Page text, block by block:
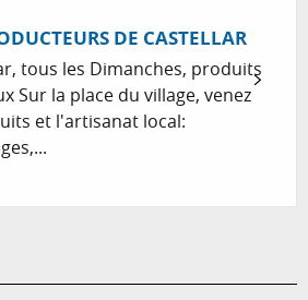
DE CASTELLAR
tous les Dimanches, produits
Sur la place du village, venez
et l'artisanat local: